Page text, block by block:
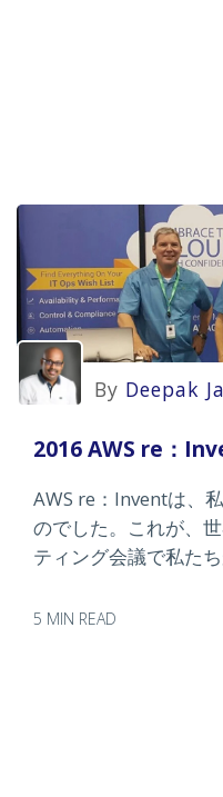
By Deepak
2016 AWS re：
AWS re：Inventは、
のでした。これが、
ティング会議で私た
5 MIN READ